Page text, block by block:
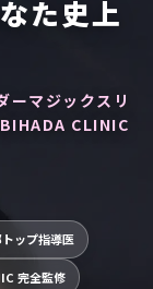
た史上
ーマジックスリ
CLINIC
ップ指導医
完全監修